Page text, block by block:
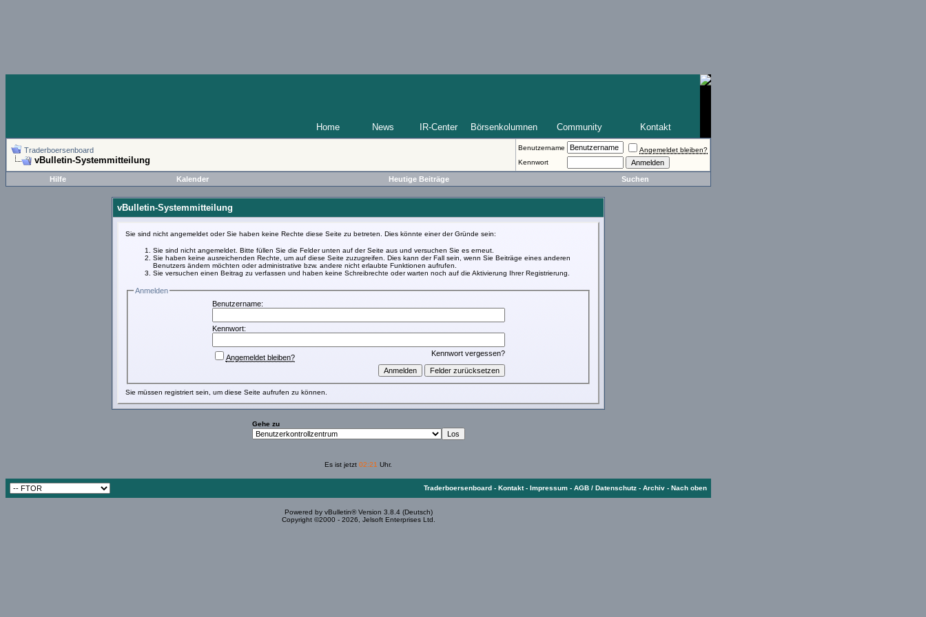
Home News IR-Center Börsenkolumnen Community Kontakt
Traderboersenboard
vBulletin-Systemmitteilung
Benutzername
Angemeldet bleiben?
Kennwort
Hilfe Kalender Heutige Beiträge Suchen
vBulletin-Systemmitteilung
Sie sind nicht angemeldet oder Sie haben keine Rechte diese Seite zu betreten. Dies könnte einer der Gründe sein:
Sie sind nicht angemeldet. Bitte füllen Sie die Felder unten auf der Seite aus und versuchen Sie es erneut.
Sie haben keine ausreichenden Rechte, um auf diese Seite zuzugreifen. Dies kann der Fall sein, wenn Sie Beiträge eines anderen
Benutzers ändern möchten oder administrative bzw. andere nicht erlaubte Funktionen aufrufen.
Sie versuchen einen Beitrag zu verfassen und haben keine Schreibrechte oder warten noch auf die Aktivierung Ihrer Registrierung.
Anmelden
Benutzername:
Kennwort:
Kennwort vergessen?
Angemeldet bleiben?
Sie müssen registriert sein, um diese Seite aufrufen zu können.
Gehe zu
Es ist jetzt 02:21 Uhr.
Traderboersenboard - Kontakt- Impressum - AGB / Datenschutz - Archiv - Nach oben
Powered by vBulletin® Version 3.8.4 (Deutsch)
Copyright ©2000 - 2026, Jelsoft Enterprises Ltd.